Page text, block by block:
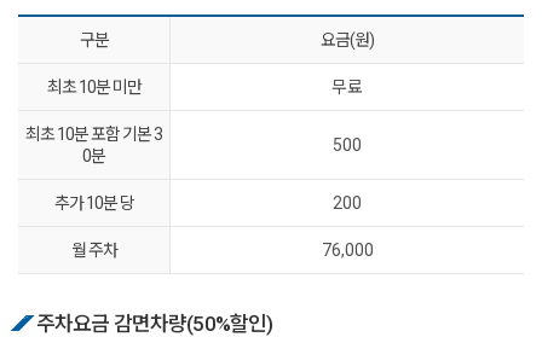
구분 요금(원)
최초 10분 미만 무료
최초 10분 포함 기본 3
0분
500
추가 10분 당 200
월 주차 76,000
주차요금 감면차량(50%할인)